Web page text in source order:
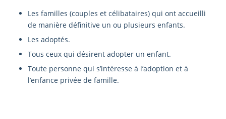
Les familles (couples et célibataires) qui ont accueilli
de manière définitive un ou plusieurs enfants.
Les adoptés.
Tous ceux qui désirent adopter un enfant.
Toute personne qui s’intéresse à l’adoption et à
l’enfance privée de famille.